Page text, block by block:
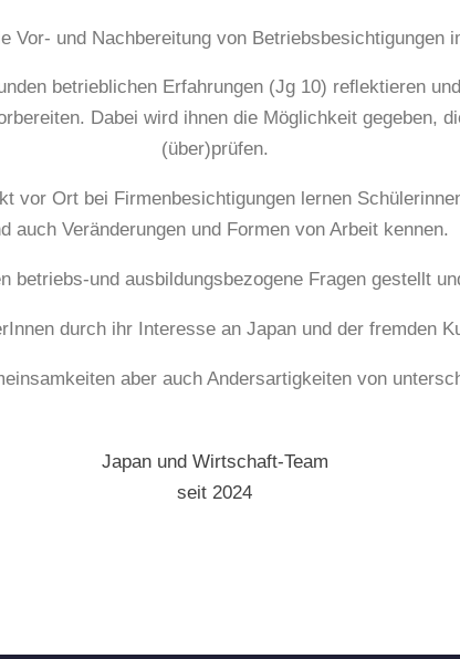
Vor- und Nachbereitung von Betriebsbesichtigungen
betrieblichen Erfahrungen (Jg 10) reﬂektieren
Dabei wird ihnen die Möglichkeit gegeben,
(über)prüfen.
vor Ort bei Firmenbesichtigungen lernen
auch Veränderungen und Formen von Arbeit kennen.
betriebs-und ausbildungsbezogene Fragen gestellt
durch ihr Interesse an Japan und der fremden
aber auch Andersartigkeiten von
Japan und Wirtschaft-Team
seit 2024